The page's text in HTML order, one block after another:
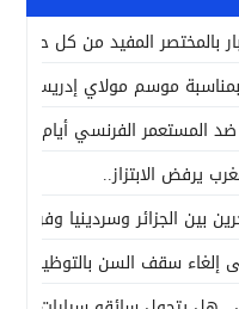
موسم مولاي إدريس
الفرنسي أيام 7 و8 و9 غشت 1954.
يرفض الابتزاز..
الجزائر وسردينيا وفرنسا
إلغاء سقف السن بالتوظيف